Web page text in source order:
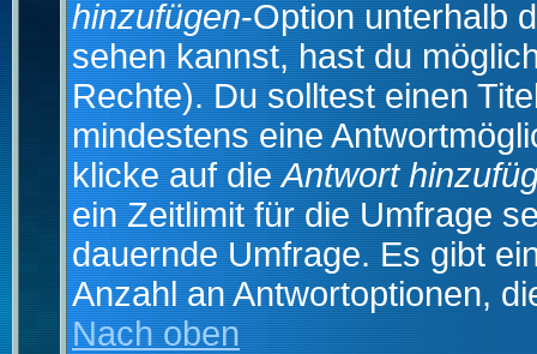
hinzufügen-Option unterhalb
sehen kannst, hast du
Rechte). Du solltest einen
mindestens eine
klicke auf dieAntwort
ein Zeitlimit für die Umfrage
dauernde Umfrage. Es gibt
Anzahl an Antwortoptionen,
Nach oben